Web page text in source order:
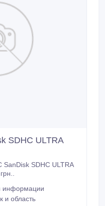
SDHC ULTRA
информации
и область